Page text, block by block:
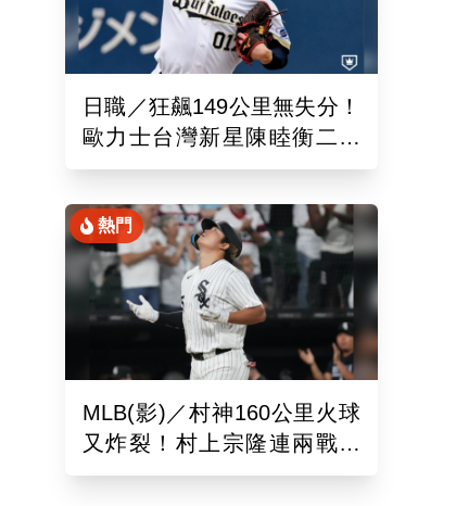
日職／狂飆149公里無失分！
歐力士台灣新星陳睦衡二軍
先發5局好投技驚四座
熱門
MLB(影)／村神160公里火球
又炸裂！村上宗隆連兩戰開
砲 第26轟再寫日本紀錄